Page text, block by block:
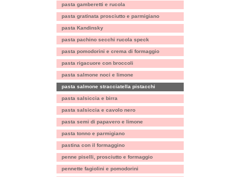
pasta gamberetti e rucola
pasta gratinata prosciutto e parmigiano
pasta Kandinsky
pasta pachino secchi rucola speck
pasta pomodorini e crema di formaggio
pasta rigacuore con broccoli
pasta salmone noci e limone
pasta salmone stracciatella pistacchi
pasta salsiccia e birra
pasta salsiccia e cavolo nero
pasta semi di papavero e limone
pasta tonno e parmigiano
pastina con il formaggino
penne piselli, prosciutto e formaggio
pennette fagiolini e pomodorini